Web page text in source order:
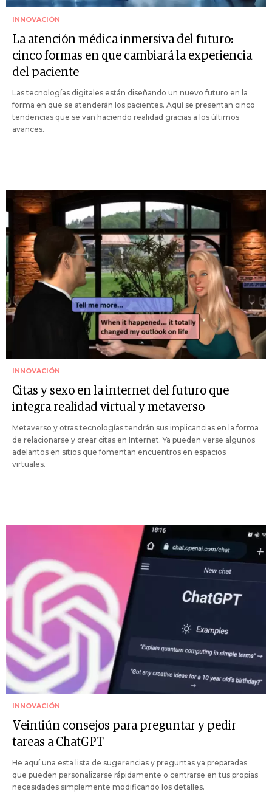
INNOVACIÓN
La atención médica inmersiva del futuro:
cinco formas en que cambiará la experiencia
del paciente
Las tecnologías digitales están diseñando un nuevo futuro en la
forma en que se atenderán los pacientes. Aquí se presentan cinco
tendencias que se van haciendo realidad gracias a los últimos
avances.
INNOVACIÓN
Citas y sexo en la internet del futuro que
integra realidad virtual y metaverso
Metaverso y otras tecnologías tendrán sus implicancias en la forma
de relacionarse y crear citas en Internet. Ya pueden verse algunos
adelantos en sitios que fomentan encuentros en espacios
virtuales.
INNOVACIÓN
Veintiún consejos para preguntar y pedir
tareas a ChatGPT
He aquí una esta lista de sugerencias y preguntas ya preparadas
que pueden personalizarse rápidamente o centrarse en tus propias
necesidades simplemente modificando los detalles.